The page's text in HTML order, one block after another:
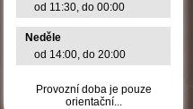
od 11:30, do 00:00
Neděle
od 14:00, do 20:00
Provozní doba je pouze
orientační...